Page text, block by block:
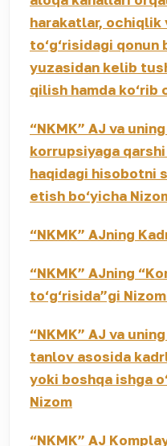
harakatlar, ochiqlik
to‘g‘risidagi
yuzasidan kelib
qilish hamda ko‘rib
“NKMK” AJ va
korrupsiyaga
haqidagi hisobotni
etish bo‘yicha
“NKMK” AJning
“NKMK” AJning
to‘g‘risida”gi
“NKMK” AJ va
tanlov asosida
yoki boshqa ishga
Nizom
“NKMK” AJ